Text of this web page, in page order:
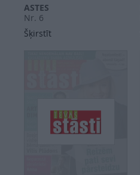
ASTES
Nr. 6
Šķirstīt